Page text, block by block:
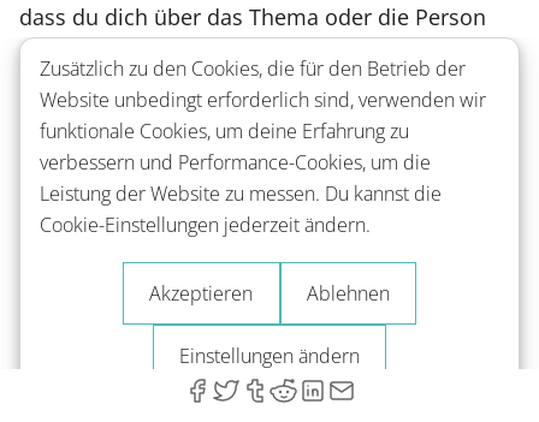
dass du dich über das Thema oder die Person
ärgerst, kannst du “mais oui” “aber sicher doch"
verwenden.
Mais oui
"Mais oui" bedeutet wörtlich "aber ja" und wird
Zusätzlich zu den Cookies, die für den Betrieb der
Website unbedingt erforderlich sind, verwenden wir
funktionale Cookies, um deine Erfahrung zu
verbessern und Performance-Cookies, um die
Leistung der Website zu messen. Du kannst die
Cookie-Einstellungen jederzeit ändern.
Akzeptieren Ablehnen
Einstellungen ändern